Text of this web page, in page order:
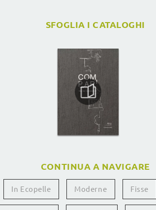
SFOGLIA I CATALOGHI
CONTINUA A NAVIGARE
In Ecopelle Moderne Fisse